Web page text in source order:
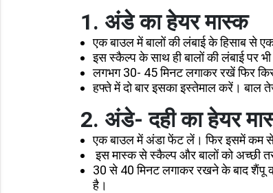
1. अंडे का हेयर मास्क
एक बाउल में बालों की लंबाई के हिसाब से
इस स्कैल्प के साथ ही बालों की लंबाई पर भी
लगभग 30- 45 मिनट लगाकर रखें फिर
हफ्ते में दो बार इसका इस्तेमाल करें। बाल
2. अंडे- दही का हेयर
एक बाउल में अंडा फेंट लें। फिर इसमें कम से
इस मास्क से स्कैल्प और बालों को अच्छी
30 से 40 मिनट लगाकर रखने के बाद शैंपू
है।